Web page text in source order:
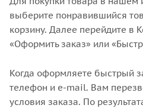
выберите понравившийся
корзину. Далее перейдите в
«Оформить заказ» или
Когда оформляете быстрый
телефон и e-mail. Вам
условия заказа. По